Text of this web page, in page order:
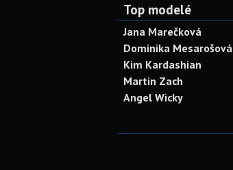
Top modelé
Jana Marečková
Dominika Mesarošová
Kim Kardashian
Martin Zach
Angel Wicky